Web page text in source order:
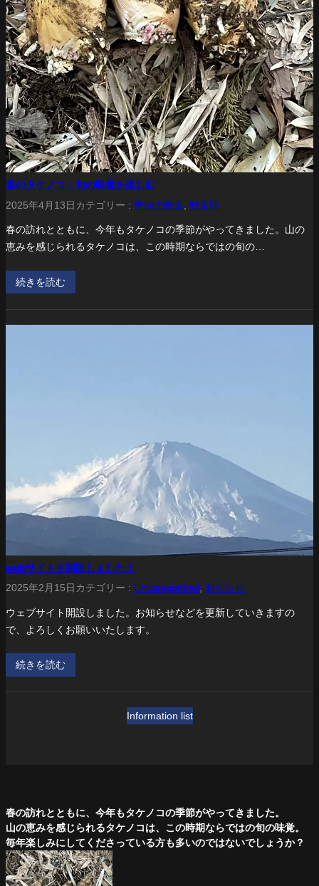
春のタケノコ：旬の味覚を楽しむ
2025年4月13日 カテゴリー : 季節の野菜 野菜類
春の訪れとともに、今年もタケノコの季節がやってきました。山の
恵みを感じられるタケノコは、この時期ならではの旬の…
続きを読む
webサイトを開設しました！
2025年2月15日 カテゴリー : Uncategorized お知らせ
ウェブサイト開設しました。お知らせなどを更新していきますの
で、よろしくお願いいたします。
続きを読む
Information list
春の訪れとともに、今年もタケノコの季節がやってきました。
山の恵みを感じられるタケノコは、この時期ならではの旬の味覚。
毎年楽しみにしてくださっている方も多いのではないでしょうか？